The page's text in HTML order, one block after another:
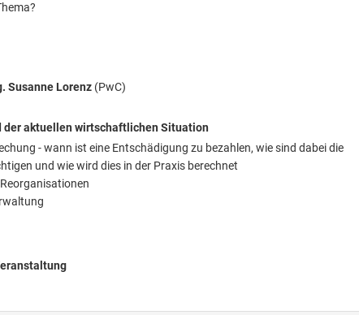
Susanne Lorenz (PwC)
der aktuellen wirtschaftlichen Situation
- wann ist eine Entschädigung zu bezahlen, wie sind dabei die
und wie wird dies in der Praxis berechnet